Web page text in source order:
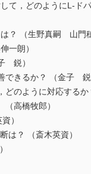
て，どのようにL-
？ （生野真嗣 山門
一朗）
鋭）
できるか？ （金子 鋭
のように対応するか
高橋牧郎）
）
は？ （斎木英資）